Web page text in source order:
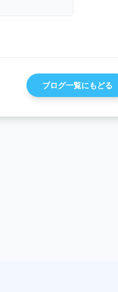
ブログ一覧にもどる